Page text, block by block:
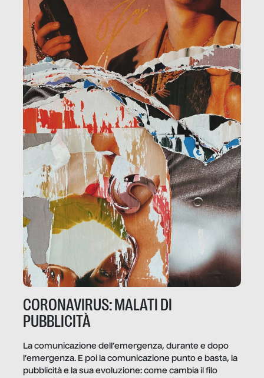
CORONAVIRUS: MALATI DI
PUBBLICITÀ
La comunicazione dell’emergenza, durante e dopo
l’emergenza. E poi la comunicazione punto e basta, la
pubblicità e la sua evoluzione: come cambia il filo